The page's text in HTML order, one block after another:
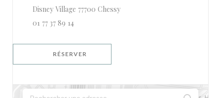
Disney Village 77700 Chessy((ouvre une nouvelle fenêtre))
01 77 37 89 14
RÉSERVER